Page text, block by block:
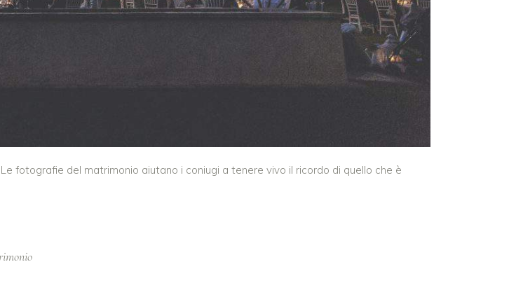
fotografie del matrimonio aiutano i coniugi a tenere vivo il ricordo di quello che è